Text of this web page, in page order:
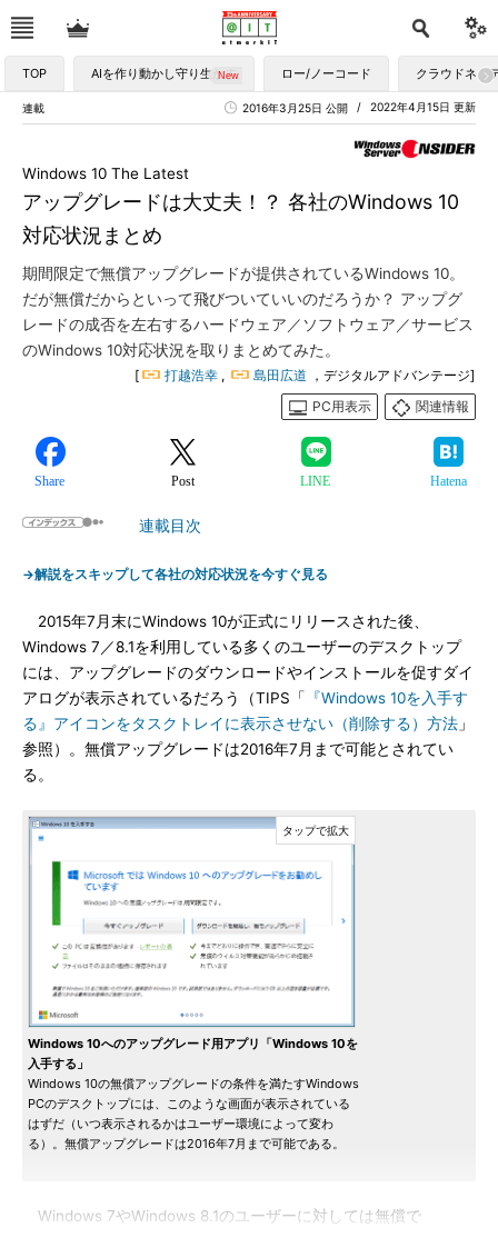
TOP AIを作り動かし守り生かす ロー/ノーコード クラウドネイ
連載 2022年4月15日 更新
2016年3月25日 公開
アップグレードは大丈夫！？ 各社のWindows 10
対応状況まとめ
Windows 10 The Latest
期間限定で無償アップグレードが提供されているWindows 10。
だが無償だからといって飛びついていいのだろうか？ アップグ
レードの成否を左右するハードウェア／ソフトウェア／サービス
のWindows 10対応状況を取りまとめてみた。
[ 打越浩幸 , 島田広道 ，デジタルアドバンテージ]
PC用表示
関連情報
Share Post LINE Hatena
連載目次
→解説をスキップして各社の対応状況を今すぐ見る
2015年7月末にWindows 10が正式にリリースされた後、
Windows 7／8.1を利用している多くのユーザーのデスクトップ
には、アップグレードのダウンロードやインストールを促すダイ
アログが表示されているだろう（TIPS「
『Windows 10を入手す
る』アイコンをタスクトレイに表示させない（削除する）方法 」
参照）。無償アップグレードは2016年7月まで可能とされてい
る。
Windows 10へのアップグレード用アプリ「Windows 10を
入手する」
Windows 10の無償アップグレードの条件を満たすWindows
PCのデスクトップには、このような画面が表示されている
はずだ（いつ表示されるかはユーザー環境によって変わ
る）。無償アップグレードは2016年7月まで可能である。
Windows 7やWindows 8.1のユーザーに対しては無償で